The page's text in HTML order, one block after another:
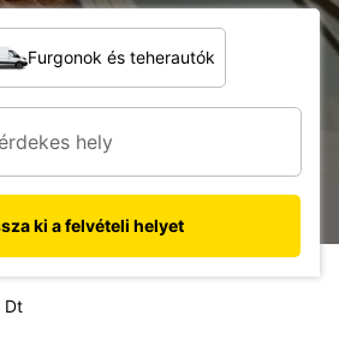
Furgonok és teherautók
ki a felvételi helyet
Dt